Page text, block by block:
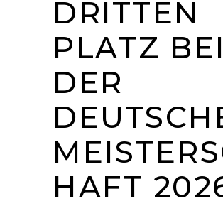
DRITTEN
PLATZ BEI
DER
HAFT